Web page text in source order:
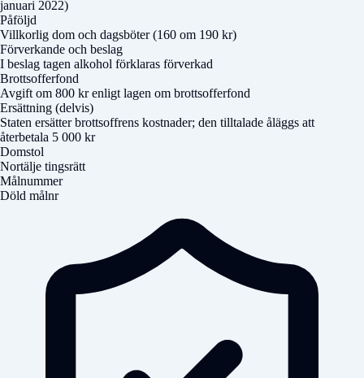
januari 2022)
Påföljd
Villkorlig dom och dagsböter (160 om 190 kr)
Förverkande och beslag
I beslag tagen alkohol förklaras förverkad
Brottsofferfond
Avgift om 800 kr enligt lagen om brottsofferfond
Ersättning (delvis)
Staten ersätter brottsoffrens kostnader; den tilltalade åläggs att
återbetala 5 000 kr
Domstol
Nortälje tingsrätt
Målnummer
Döld målnr